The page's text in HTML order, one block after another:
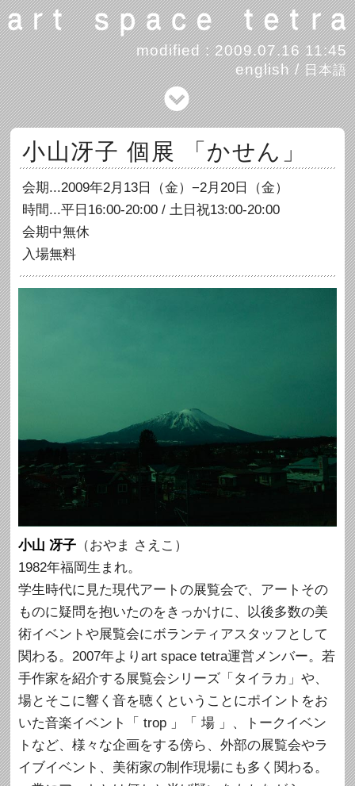
modified : 2009.07.16 11:45
english/日本語
小山冴子 個展 「かせん」
会期...2009年2月13日（金）−2月20日（金）
時間...平日16:00-20:00 / 土日祝13:00-20:00
会期中無休
入場無料
小山 冴子 （おやま さえこ）
1982年福岡生まれ。
学生時代に見た現代アートの展覧会で、アートその
ものに疑問を抱いたのをきっかけに、以後多数の美
術イベントや展覧会にボランティアスタッフとして
関わる。2007年よりart space tetra運営メンバー。若
手作家を紹介する展覧会シリーズ「タイラカ」や、
場とそこに響く音を聴くということにポイントをお
いた音楽イベント「 trop 」「 場 」、トークイベン
トなど、様々な企画をする傍ら、外部の展覧会やラ
イブイベント、美術家の制作現場にも多く関わる。